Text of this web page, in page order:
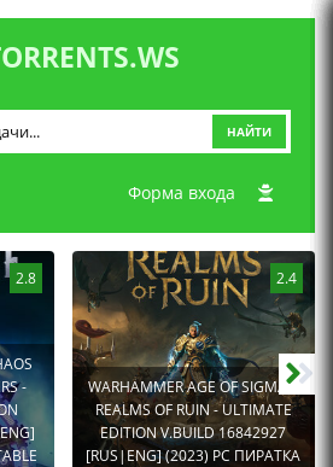
НАЙТИ
Форма входа
2.8
-
2.4
WARHAMMER AGE OF SIGMAR:
REALMS OF RUIN - ULTIMATE
EDITION V.BUILD 16842927
[RUS|ENG] (2023) PC ПИРАТКА